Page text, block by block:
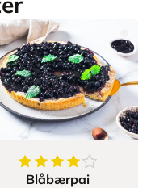
stjerner
4av5stjerner
Blåbærpai